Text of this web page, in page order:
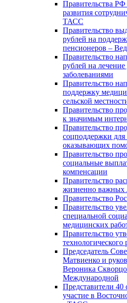
Правительства РФ
развития
ТАСС
Правительство
рублей на
пенсионеров –
Правительство
рублей на
заболеваниями
Правительство
поддержку
сельской
Правительство
к значимым
Правительство
соцподдержки
оказывающих
Правительство
социальные
компенсации
Правительство
жизненно важных
Правительство
Правительство
специальной
медицинских
Правительство
технологического
Председатель
Матвиенко и
Вероника
Международной
Представители 40
участие в